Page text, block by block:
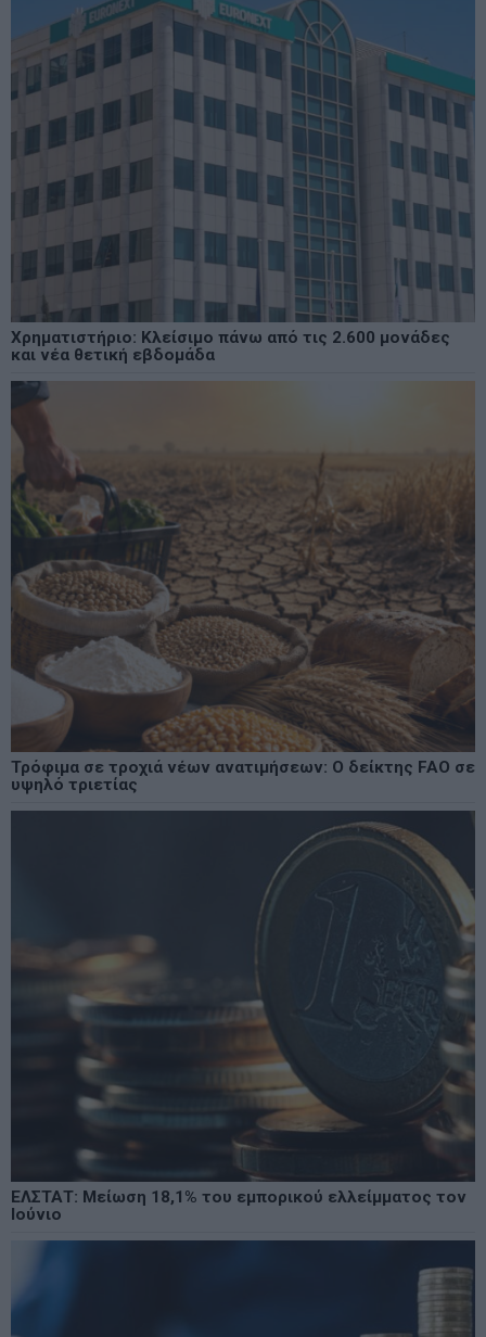
Χρηματιστήριο: Κλείσιμο πάνω από τις 2.600 μονάδες
και νέα θετική εβδομάδα
Τρόφιμα σε τροχιά νέων ανατιμήσεων: Ο δείκτης FAO σε
υψηλό τριετίας
ΕΛΣΤΑΤ: Μείωση 18,1% του εμπορικού ελλείμματος τον
Ιούνιο